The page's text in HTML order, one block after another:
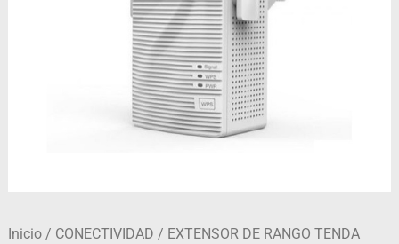
Inicio / CONECTIVIDAD / EXTENSOR DE RANGO TENDA